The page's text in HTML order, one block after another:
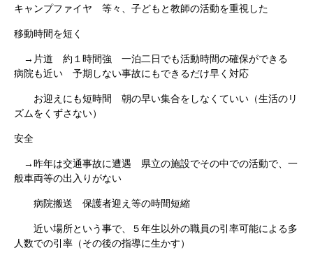
キャンプファイヤ 等々、子どもと教師の活動を重視した
移動時間を短く
→片道 約１時間強 一泊二日でも活動時間の確保ができる
病院も近い 予期しない事故にもできるだけ早く対応
お迎えにも短時間 朝の早い集合をしなくていい（生活のリ
ズムをくずさない）
安全
→昨年は交通事故に遭遇 県立の施設でその中での活動で、一
般車両等の出入りがない
病院搬送 保護者迎え等の時間短縮
近い場所という事で、５年生以外の職員の引率可能による多
人数での引率（その後の指導に生かす）